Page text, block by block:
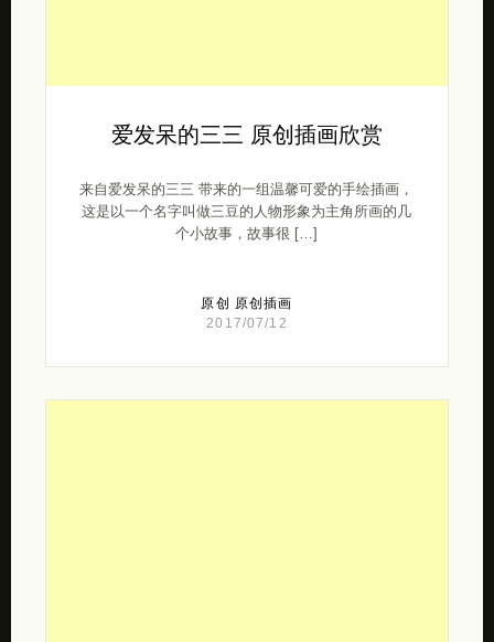
爱发呆的三三 原创插画欣赏
来自爱发呆的三三 带来的一组温馨可爱的手绘插画，
这是以一个名字叫做三豆的人物形象为主角所画的几
个小故事，故事很 […]
原创
原创插画
2017/07/12